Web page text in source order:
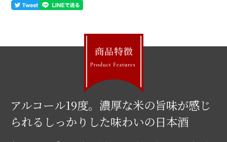
アルコール19度。濃厚な米の旨味が感じ
られるしっかりした味わいの日本酒